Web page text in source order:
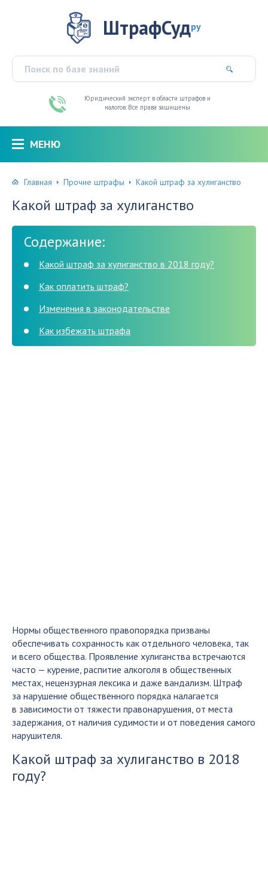
ШтрафСудру
Юридический эксперт в области штрафов и
налогов. Все права защищены
МЕНЮ
Главная Прочие штрафы Какой штраф за хулиганство
Какой штраф за хулиганство
Содержание:
Какой штраф за хулиганство в 2018 году?
Как оплатить штраф?
Изменения в законодательстве
Как избежать штрафа
Нормы общественного правопорядка призваны
обеспечивать сохранность как отдельного человека, так
и всего общества. Проявление хулиганства встречаются
часто — курение, распитие алкоголя в общественных
местах, нецензурная лексика и даже вандализм. Штраф
за нарушение общественного порядка налагается
в зависимости от тяжести правонарушения, от места
задержания, от наличия судимости и от поведения самого
нарушителя.
Какой штраф за хулиганство в 2018
году?